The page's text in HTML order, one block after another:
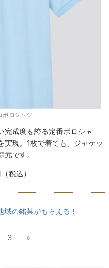
ポロシャツ
完成度を誇る定番ポロシャ
実現。1枚で着ても、ジャケッ
です。
税込）
域の銘菓がもらえる！
3 »